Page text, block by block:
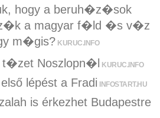
hogy a beruh�z�sok
a magyar f�ld �s v�z
m�gis? KURUC.INFO
Noszlopn�l KURUC.INFO
lépést a Fradi INFOSTART.HU
is érkezhet Budapestre